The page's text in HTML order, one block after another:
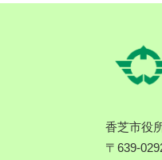
香芝市役
〒639-